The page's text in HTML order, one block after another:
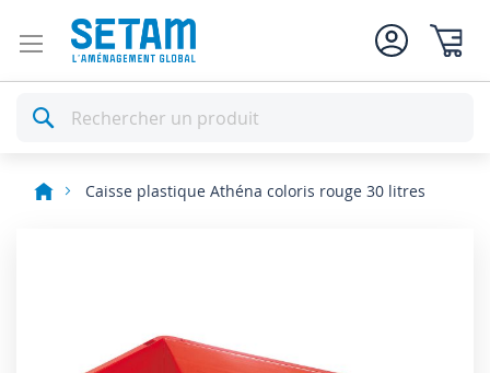
Rechercher
Caisse plastique Athéna coloris rouge 30 litres